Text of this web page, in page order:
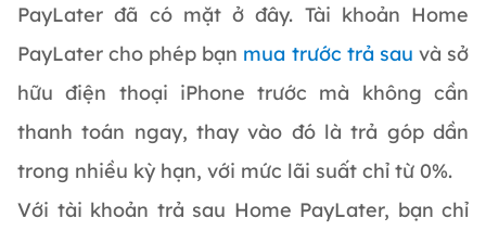
PayLater đã có mặt ở đây. Tài khoản Home
PayLater cho phép bạn mua trước trả sau và sở
hữu điện thoại iPhone trước mà không cần
thanh toán ngay, thay vào đó là trả góp dần
trong nhiều kỳ hạn, với mức lãi suất chỉ từ 0%.
Với tài khoản trả sau Home PayLater, bạn chỉ